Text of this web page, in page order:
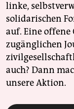
linke,
solidarischen
auf. Eine
zugänglichen
auch? Dann
unsere Aktion.